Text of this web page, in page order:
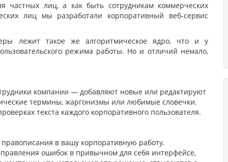
частных лиц, а как быть сотрудникам коммерческих
лиц мы разработали корпоративный веб-сервис
лежит такое же алгоритмическое ядро, что и у
режима работы. Но и отличий немало,
компании — добавляют новые или редактируют
термины, жаргонизмы или любимые словечки.
текста каждого корпоративного пользователя.
в вашу корпоративную работу.
ошибок в привычном для себя интерфейсе,